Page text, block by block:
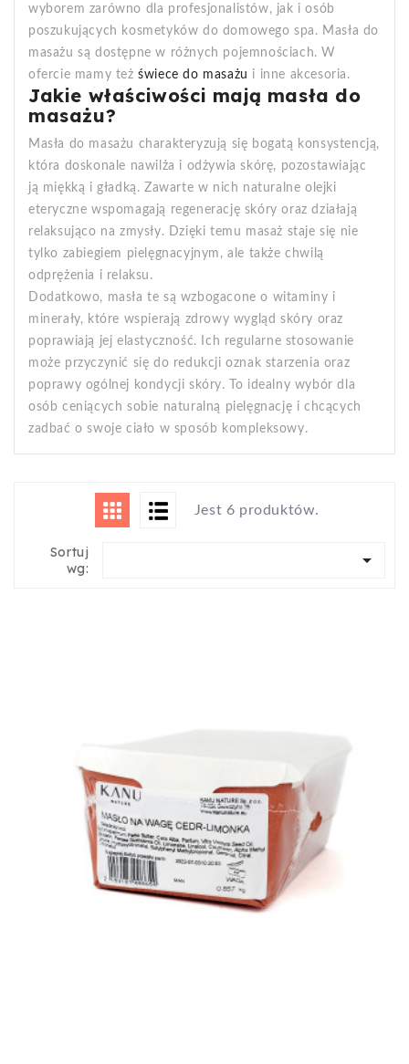
wyborem zarówno dla profesjonalistów, jak i osób
poszukujących kosmetyków do domowego spa. Masła do
masażu są dostępne w różnych pojemnościach. W
ofercie mamy teżświece do masażu i inne akcesoria.
Jakie właściwości mają masła do
masażu?
Masła do masażu charakteryzują się bogatą konsystencją,
która doskonale nawilża i odżywia skórę, pozostawiając
ją miękką i gładką. Zawarte w nich naturalne olejki
eteryczne wspomagają regenerację skóry oraz działają
relaksująco na zmysły. Dzięki temu masaż staje się nie
tylko zabiegiem pielęgnacyjnym, ale także chwilą
odprężenia i relaksu.
Dodatkowo, masła te są wzbogacone o witaminy i
minerały, które wspierają zdrowy wygląd skóry oraz
poprawiają jej elastyczność. Ich regularne stosowanie
może przyczynić się do redukcji oznak starzenia oraz
poprawy ogólnej kondycji skóry. To idealny wybór dla
osób ceniących sobie naturalną pielęgnację i chcących
zadbać o swoje ciało w sposób kompleksowy.
Jest 6 produktów.
Sortuj
wg:
